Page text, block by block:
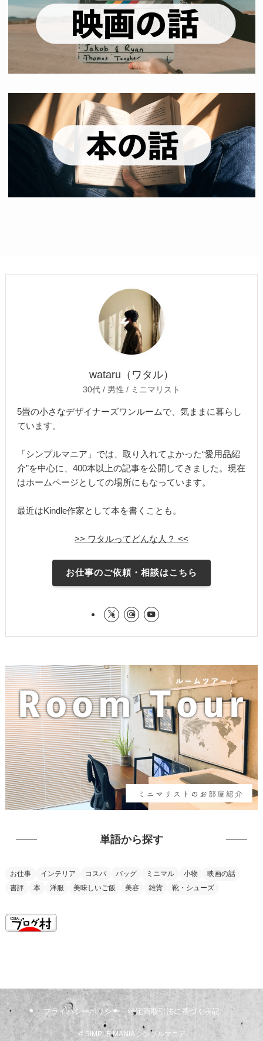
wataru（ワタル）
30代 / 男性 / ミニマリスト
5畳の小さなデザイナーズワンルームで、気ままに暮らし
ています。
「シンプルマニア」では、取り入れてよかった“愛用品紹
介”を中心に、400本以上の記事を公開してきました。現在
はホームページとしての場所にもなっています。
最近はKindle作家として本を書くことも。
>> ワタルってどんな人？ <<
お仕事のご依頼・相談はこちら
単語から探す
お仕事 インテリア コスパ バッグ ミニマル 小物
映画の話
書評
本 洋服 美味しいご飯 美容 雑貨 靴・シューズ
プライバシーポリシー 特定商取引法に基づく表記
©SIMPLE MANIA シンプルマニア